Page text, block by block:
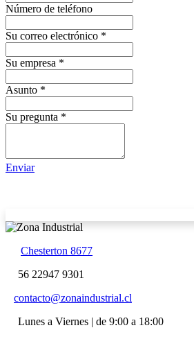
Número de teléfono
Su correo electrónico *
Su empresa *
Asunto *
Su pregunta *
Enviar
Chesterton 8677
56 22947 9301
contacto@zonaindustrial.cl
Lunes a Viernes | de 9:00 a 18:00